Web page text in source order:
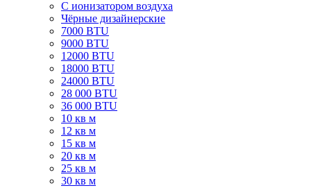
C ионизатором воздуха
Чёрные дизайнерские
7000 BTU
9000 BTU
12000 BTU
18000 BTU
24000 BTU
28 000 BTU
36 000 BTU
10 кв м
12 кв м
15 кв м
20 кв м
25 кв м
30 кв м